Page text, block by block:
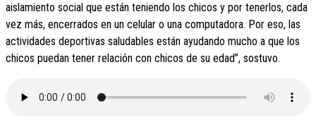
aislamiento social que están teniendo los chicos y por tenerlos, cada
vez más, encerrados en un celular o una computadora. Por eso, las
actividades deportivas saludables están ayudando mucho a que los
chicos puedan tener relación con chicos de su edad”, sostuvo.